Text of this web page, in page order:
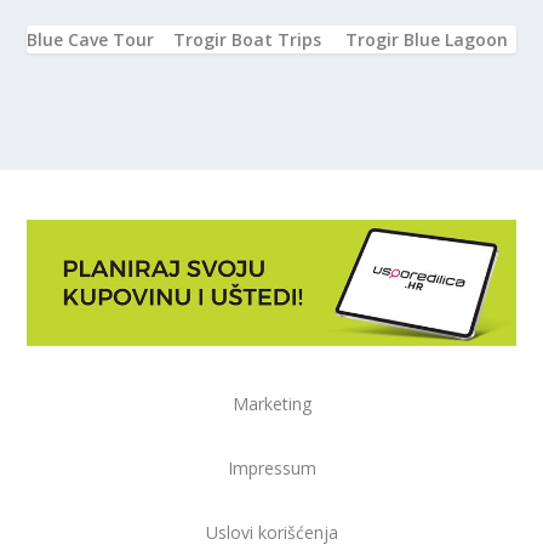
Blue Cave Tour Trogir Boat Trips Trogir Blue Lagoon
Marketing
Impressum
Uslovi korišćenja